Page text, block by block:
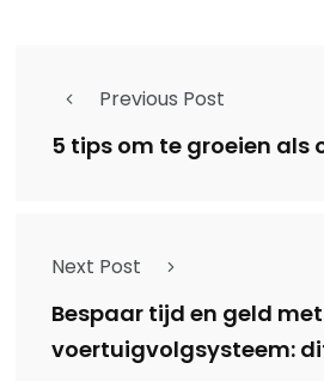
Previous Post
5 tips om te groeien als
Next Post
Bespaar tijd en geld
voertuigvolgsysteem: